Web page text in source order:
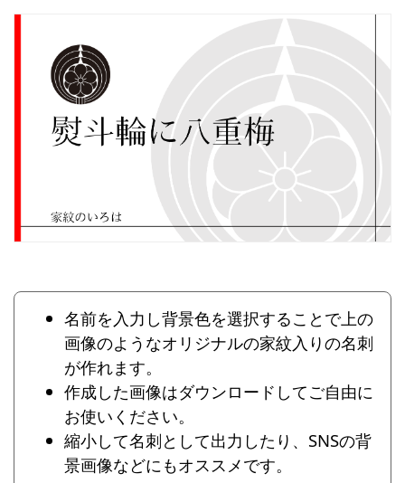
名前を入力し背景色を選択することで上の
画像のようなオリジナルの家紋入りの名刺
が作れます。
作成した画像はダウンロードしてご自由に
お使いください。
縮小して名刺として出力したり、SNSの背
景画像などにもオススメです。